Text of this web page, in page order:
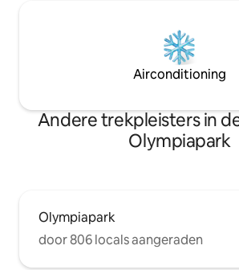
Airconditioning
Andere trekpleisters in
Olympiapark
Olympiapark
door 806 locals aangeraden